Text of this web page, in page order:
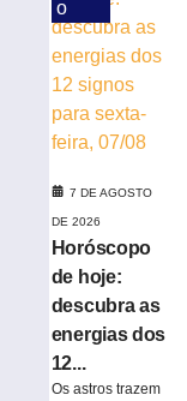
pede
perda
por
infrações
agosto
2026
mais
o
7 DE AGOSTO
DE 2026
Horóscopo
de hoje:
descubra as
energias dos
12...
Os astros trazem